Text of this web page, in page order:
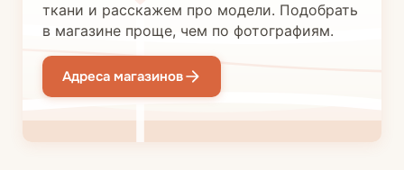
ткани и расскажем про модели. Подобрать
в магазине проще, чем по фотографиям.
Адреса магазинов